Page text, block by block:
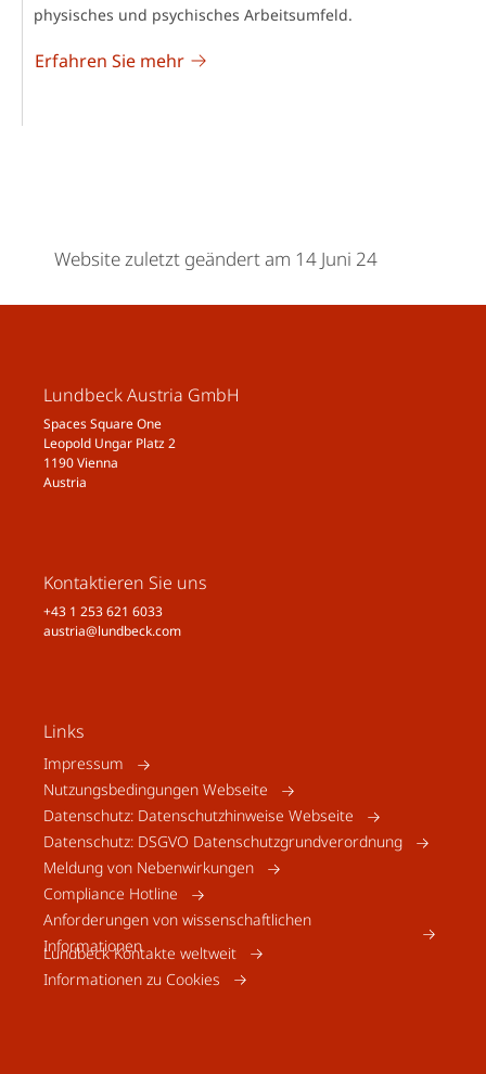
physisches und psychisches Arbeitsumfeld.
Erfahren Sie mehr
Website zuletzt geändert am 14 Juni 24
Lundbeck Austria GmbH
Spaces Square One
Leopold Ungar Platz 2
1190 Vienna
Austria
Kontaktieren Sie uns
+43 1 253 621 6033
austria@lundbeck.com
Links
Impressum
Nutzungsbedingungen Webseite
Datenschutz: Datenschutzhinweise Webseite
Datenschutz: DSGVO Datenschutzgrundverordnung
Meldung von Nebenwirkungen
Compliance Hotline
Anforderungen von wissenschaftlichen
Informationen
Lundbeck Kontakte weltweit
Informationen zu Cookies